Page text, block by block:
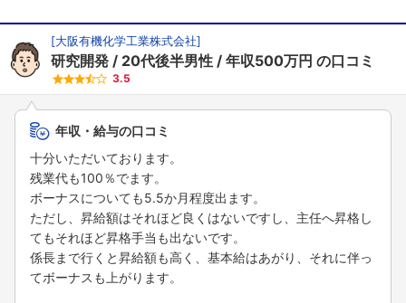
[大阪有機化学工業株式会社]
研究開発 20代後半男性 年収500万円 の口コミ
3.5
年収・給与の口コミ
十分いただいております。
残業代も100％でます。
ボーナスについても5.5か月程度出ます。
ただし、昇給額はそれほど良くはないですし、主任へ昇格し
てもそれほど昇格手当も出ないです。
係長まで行くと昇給額も高く、基本給はあがり、それに伴っ
てボーナスも上がります。